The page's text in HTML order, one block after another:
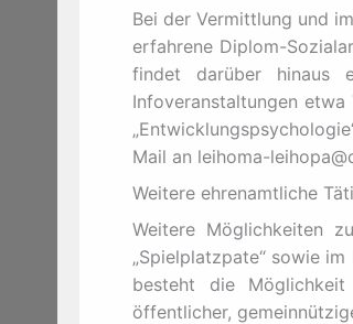
Bei der Vermittlung und
erfahrene Diplom-
findet darüber hinaus
Infoveranstaltungen etwa
Mail an leihoma-
Weitere ehrenamtliche
Weitere Möglichkeiten
„Spielplatzpate“ sowie im
besteht die
öffentlicher,